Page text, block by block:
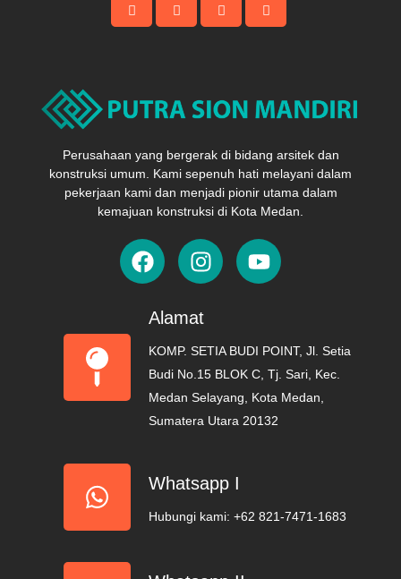
Perusahaan yang bergerak di bidang arsitek dan
konstruksi umum. Kami sepenuh hati melayani dalam
pekerjaan kami dan menjadi pionir utama dalam
kemajuan konstruksi di Kota Medan.
F
a
e
o
o
k
I
n
t
g
r
a
m
Y
o
b
e
Alamat
KOMP. SETIA BUDI POINT, Jl. Setia
Budi No.15 BLOK C, Tj. Sari, Kec.
Medan Selayang, Kota Medan,
Sumatera Utara 20132
Whatsapp I
Hubungi kami: +62 821-7471-1683